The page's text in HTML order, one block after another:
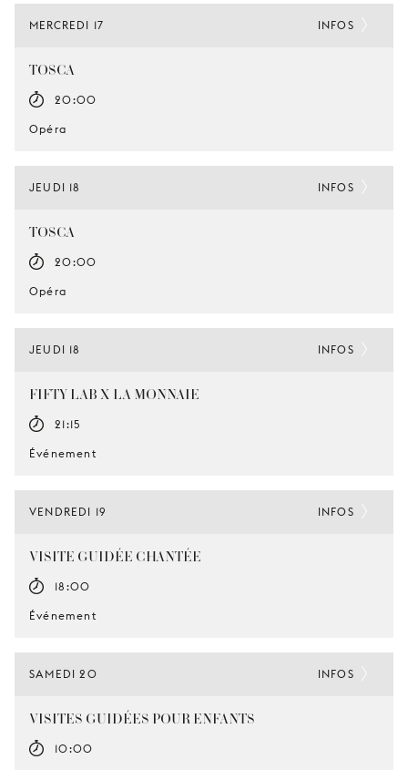
MERCREDI 17
TOSCA
20:00
Opéra
INFOS
JEUDI 18
TOSCA
20:00
Opéra
INFOS
JEUDI 18
FIFTY LAB X LA MONNAIE
21:15
Événement
INFOS
VENDREDI 19
VISITE GUIDÉE CHANTÉE
18:00
Événement
INFOS
SAMEDI 20
VISITES GUIDÉES POUR ENFANTS
10:00
INFOS